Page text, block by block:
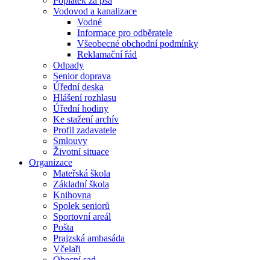
Vodovod a kanalizace
Vodné
Informace pro odběratele
Všeobecné obchodní podmínky
Reklamační řád
Odpady
Senior doprava
Úřední deska
Hlášení rozhlasu
Úřední hodiny
Ke stažení archív
Profil zadavatele
Smlouvy
Životní situace
Organizace
Mateřská škola
Základní škola
Knihovna
Spolek seniorů
Sportovní areál
Pošta
Prajzská ambasáda
Včelaři